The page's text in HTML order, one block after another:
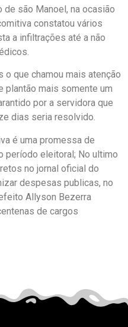
de são Manoel, na ocasião
constatou vários
a infiltrações até a não
o que chamou mais atenção
mais somente um
por a servidora que
dias seria resolvido.
é uma promessa de
período eleitoral; No ultimo
no jornal oficial do
despesas publicas, no
Allyson Bezerra
de cargos